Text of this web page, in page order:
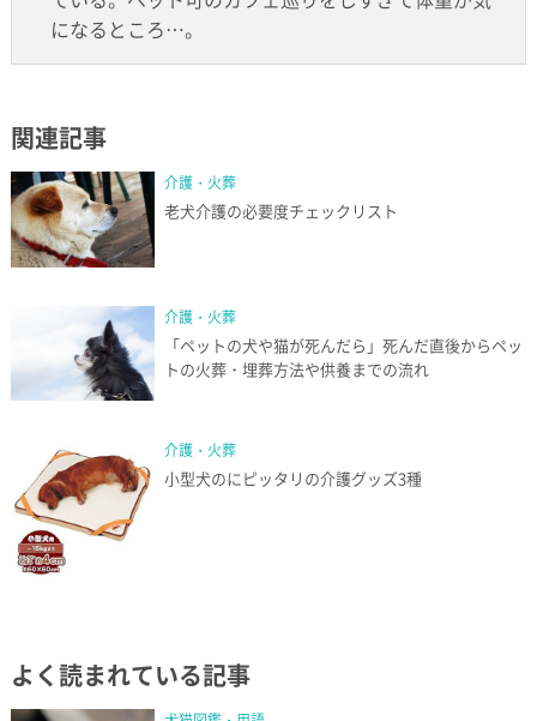
になるところ…。
関連記事
介護・火葬
老犬介護の必要度チェックリスト
介護・火葬
「ペットの犬や猫が死んだら」死んだ直後からペッ
トの火葬・埋葬方法や供養までの流れ
介護・火葬
小型犬のにピッタリの介護グッズ3種
よく読まれている記事